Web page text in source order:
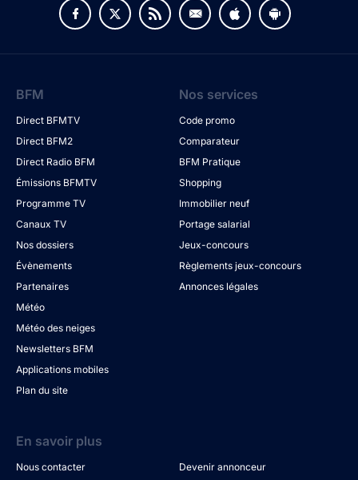
BFM
Direct BFMTV
Direct BFM2
Direct Radio BFM
Émissions BFMTV
Programme TV
Canaux TV
Nos dossiers
Évènements
Partenaires
Météo
Météo des neiges
Newsletters BFM
Applications mobiles
Plan du site
Nos services
Code promo
Comparateur
BFM Pratique
Shopping
Immobilier neuf
Portage salarial
Jeux-concours
Règlements jeux-concours
Annonces légales
En savoir plus
Nous contacter
Devenir annonceur